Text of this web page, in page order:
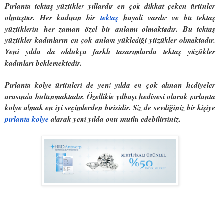
Pırlanta tektaş yüzükler yıllardır en çok dikkat çeken ürünler
olmuştur. Her kadının birtektaş hayali vardır ve bu tektaş
yüzüklerin her zaman özel bir anlamı olmaktadır. Bu tektaş
yüzükler kadınların en çok anlam yüklediği yüzükler olmaktadır.
Yeni yılda da oldukça farklı tasarımlarda tektaş yüzükler
kadınları beklemektedir.
Pırlanta kolye ürünleri de yeni yılda en çok alınan hediyeler
arasında bulunmaktadır. Özellikle yılbaşı hediyesi olarak pırlanta
kolye almak en iyi seçimlerden birisidir. Siz de sevdiğiniz bir kişiye
pırlanta kolyealarak yeni yılda onu mutlu edebilirsiniz.